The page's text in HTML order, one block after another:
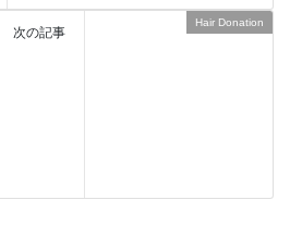
Hair Donation
次の記事